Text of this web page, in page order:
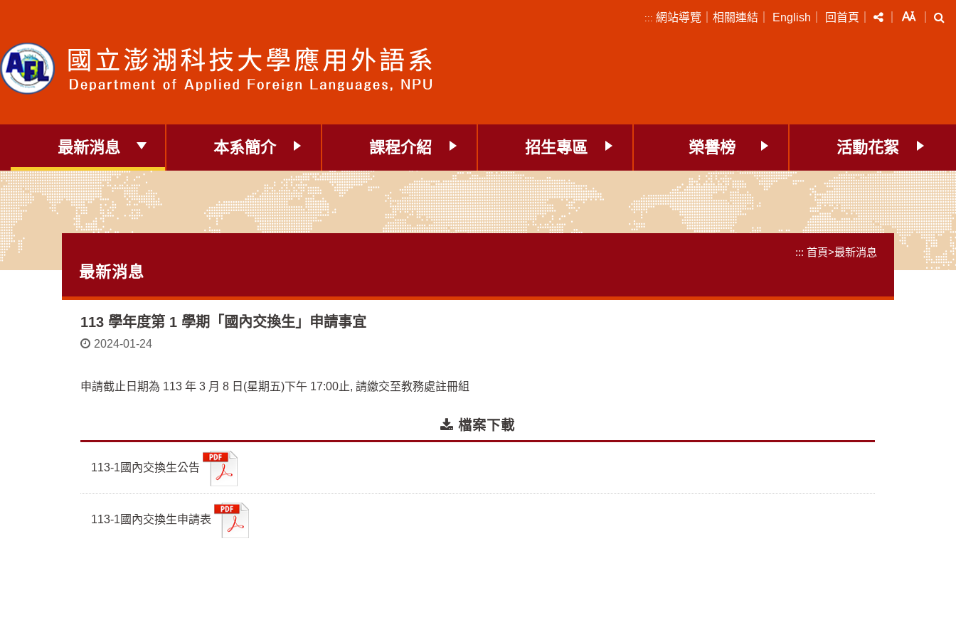
要
內
容
塊
::: 網站導覽 相關連結 English 回首頁 分享 字級
最新消息 本系簡介 課程介紹 招生專區 榮譽榜 活動花絮
::: 首頁>最新消息
最新消息
113 學年度第 1 學期「國內交換生」申請事宜
2024-01-24
申請截止日期為 113 年 3 月 8 日(星期五)下午 17:00止, 請繳交至教務處註冊組
檔案下載
113-1國內交換生公告
113-1國內交換生申請表